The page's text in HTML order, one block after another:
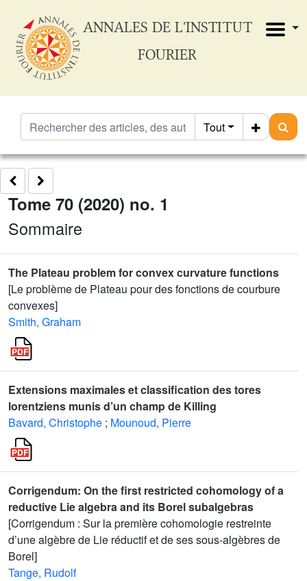
ANNALES DE L'INSTITUT
FOURIER
Tout
Tome 70 (2020) no. 1
Sommaire
The Plateau problem for convex curvature functions
[Le problème de Plateau pour des fonctions de courbure
convexes]
Smith, Graham
Extensions maximales et classification des tores
lorentziens munis d’un champ de Killing
Bavard, Christophe ; Mounoud, Pierre
Corrigendum: On the first restricted cohomology of a
reductive Lie algebra and its Borel subalgebras
[Corrigendum : Sur la première cohomologie restreinte
d’une algèbre de Lie réductif et de ses sous-algèbres de
Borel]
Tange, Rudolf